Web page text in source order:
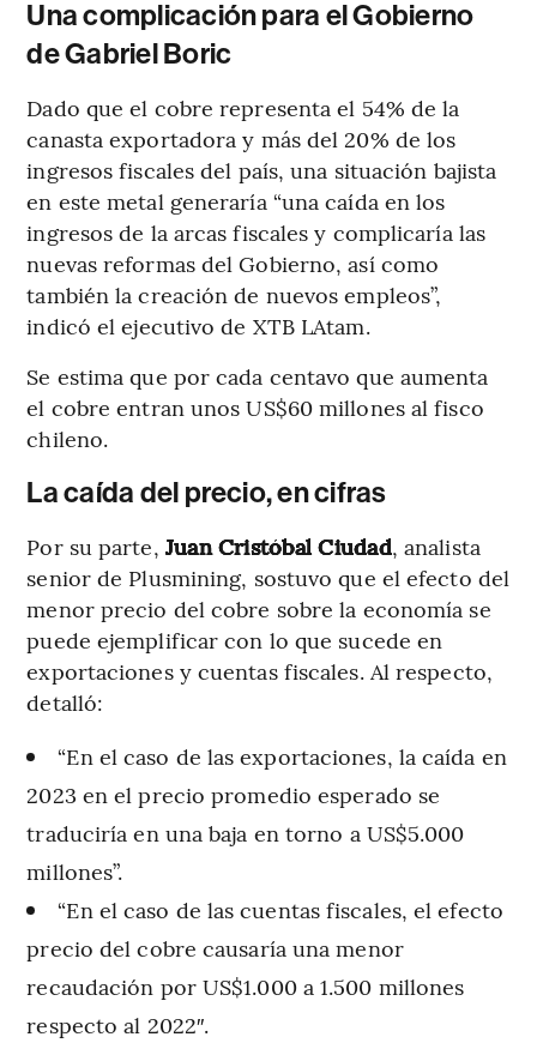
Una complicación para el Gobierno
de Gabriel Boric
Dado que el cobre representa el 54% de la
canasta exportadora y más del 20% de los
ingresos fiscales del país, una situación bajista
en este metal generaría “una caída en los
ingresos de la arcas fiscales y complicaría las
nuevas reformas del Gobierno, así como
también la creación de nuevos empleos”,
indicó el ejecutivo de XTB LAtam.
Se estima que por cada centavo que aumenta
el cobre entran unos US$60 millones al fisco
chileno.
La caída del precio, en cifras
Por su parte, Juan Cristóbal Ciudad, analista
senior de Plusmining, sostuvo que el efecto del
menor precio del cobre sobre la economía se
puede ejemplificar con lo que sucede en
exportaciones y cuentas fiscales. Al respecto,
detalló:
“En el caso de las exportaciones, la caída en
2023 en el precio promedio esperado se
traduciría en una baja en torno a US$5.000
millones”.
“En el caso de las cuentas fiscales, el efecto
precio del cobre causaría una menor
recaudación por US$1.000 a 1.500 millones
respecto al 2022″.